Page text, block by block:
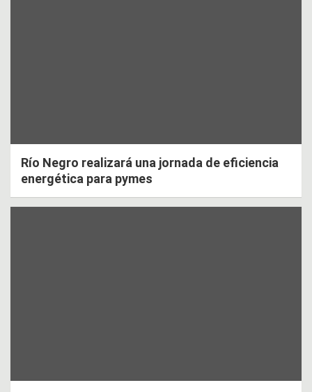
Río Negro realizará una jornada de eficiencia
energética para pymes